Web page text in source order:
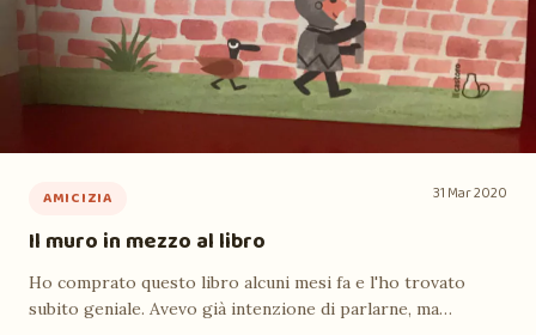
AMICIZIA 31 Mar 2020
Il muro in mezzo al libro
Ho comprato questo libro alcuni mesi fa e l'ho trovato
subito geniale. Avevo già intenzione di parlarne, ma…